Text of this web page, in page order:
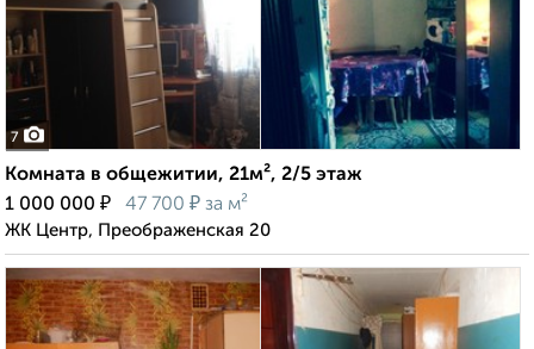
7
Комната в общежитии, 21м², 2/5 этаж
1 000 000 ₽ 47 700 ₽ за м²
ЖК Центр, Преображенская 20